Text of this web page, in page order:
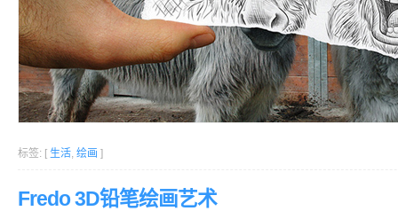
标签: [ 生活, 绘画 ]
Fredo 3D铅笔绘画艺术